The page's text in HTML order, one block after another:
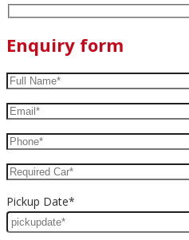
Enquiry form
Pickup Date*